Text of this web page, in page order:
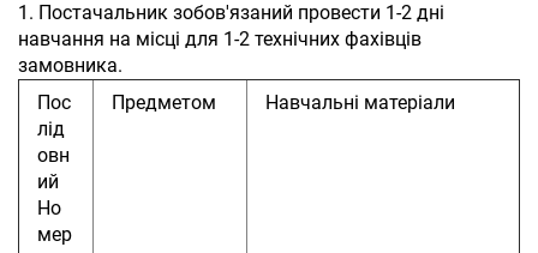
1. Постачальник зобов'язаний провести 1-2 дні
навчання на місці для 1-2 технічних фахівців
замовника.
Пос
лід
овн
ий
Но
мер
Предметом Навчальні матеріали